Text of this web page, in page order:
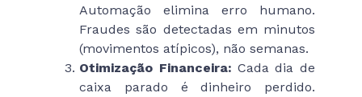
Automação elimina erro humano.
Fraudes são detectadas em minutos
(movimentos atípicos), não semanas.
Otimização Financeira: Cada dia de
caixa parado é dinheiro perdido.